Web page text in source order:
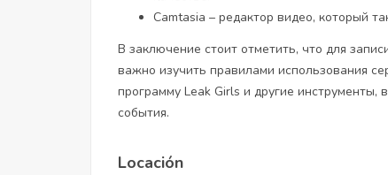
Camtasia – редактор видео, который
В заключение стоит отметить, что для
важно изучить правилами использования
программу Leak Girls и другие
события.
Locación